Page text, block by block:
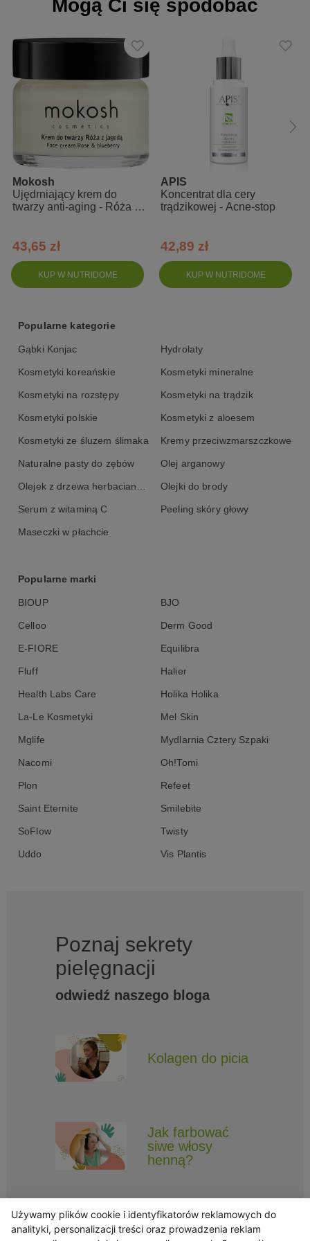
Mentha Piperita Leaf Water, Aloe Barbadensis Leaf Julce,
Leuconostoc/Radish Root Ferment Filtrate, Xylitylglucoside,
Acetum, Anhydroxylitol, Propanediol, Anogeissus Leiocarpa Bark
Mogą Ci się spodobać
KUP W NUTRIDOME
Mokosh
Ujędrniający krem do
twarzy anti-aging - Róża z
43,65 zł
KUP W NUTRIDOME
APIS
Koncentrat dla cery
trądzikowej - Acne-stop
42,89 zł
Popularne kategorie
Gąbki Konjac Hydrolaty
Kosmetyki koreańskie Kosmetyki mineralne
Kosmetyki na rozstępy Kosmetyki na trądzik
Kosmetyki polskie Kosmetyki z aloesem
Kosmetyki ze śluzem ślimaka Kremy przeciwzmarszczkowe
Naturalne pasty do zębów Olej arganowy
Olejek z drzewa herbacianego Olejki do brody
Serum z witaminą C Peeling skóry głowy
Maseczki w płachcie
Popularne marki
BIOUP BJO
Celloo Derm Good
E-FIORE Equilibra
Fluff Halier
Health Labs Care Holika Holika
La-Le Kosmetyki Mel Skin
Mglife Mydlarnia Cztery Szpaki
Nacomi Oh!Tomi
Plon Refeet
Saint Eternite Smilebite
SoFlow Twisty
Uddo Vis Plantis
Poznaj sekrety
pielęgnacji
odwiedź naszego bloga
Kolagen do picia
Jak farbować
siwe włosy
henną?
Używamy plików cookie i identyfikatorów reklamowych do
analityki, personalizacji treści oraz prowadzenia reklam